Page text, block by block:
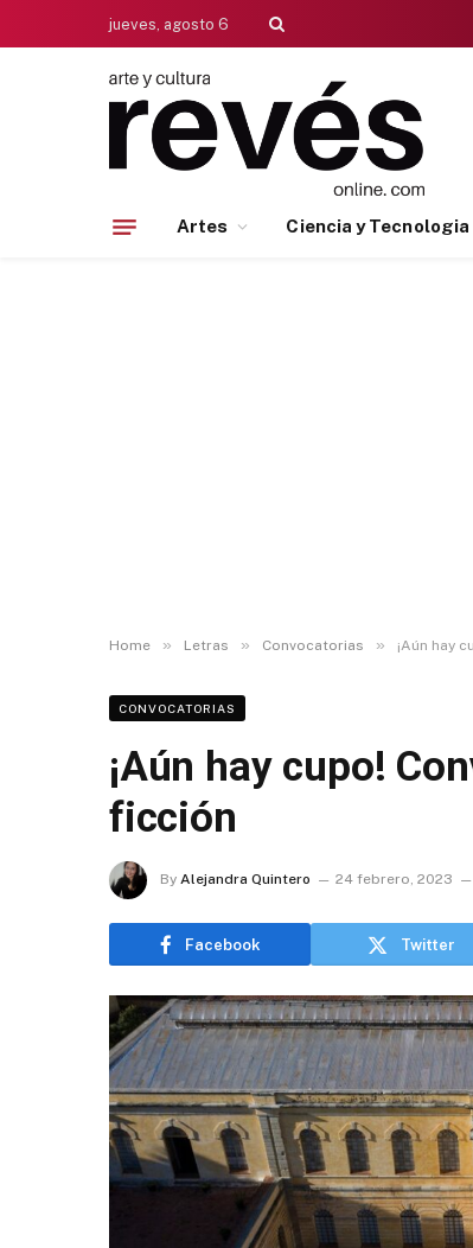
jueves, agosto 6
Artes Ciencia y Tecnologia
Home » Letras » Convocatorias » ¡Aún hay
CONVOCATORIAS
¡Aún hay cupo!
ficción
By Alejandra Quintero 24 febrero, 2023
Facebook Twitter